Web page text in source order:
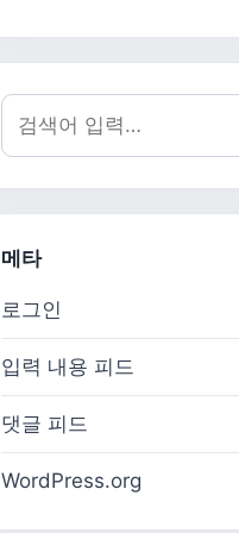
검색어:
메타
로그인
입력 내용 피드
댓글 피드
WordPress.org